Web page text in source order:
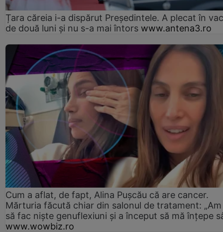
Țara căreia i-a dispărut Președintele. A plecat în
de două luni și nu s-a mai întors www.antena3.ro
Cum a aflat, de fapt, Alina Pușcău că are cancer.
Mărturia făcută chiar din salonul de tratament:
să fac niște genuflexiuni și a început să mă înțepe
www.wowbiz.ro